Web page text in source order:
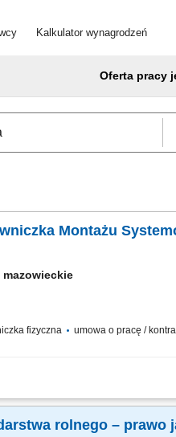
Kalkulator wynagrodzeń
Oferta pracy
Montażu
mazowieckie
fizyczna umowa o pracę /
typu self storage oraz
rolnego – prawo